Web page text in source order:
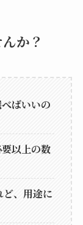
か？
ばいいの
以上の数
ど、用途に